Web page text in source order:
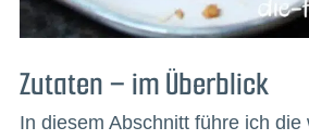
Zutaten – im Überblick
In diesem Abschnitt führe ich die